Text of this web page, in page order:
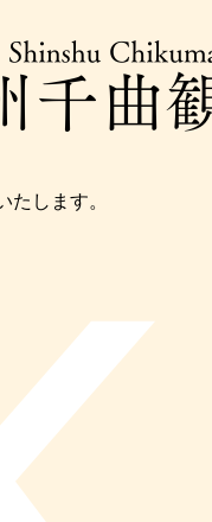
たします。